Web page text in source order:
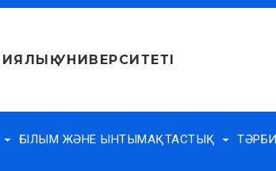
УНИВЕРСИТЕТІ
ҒЫЛЫМ ЖӘНЕ ЫНТЫМАҚТАСТЫҚ